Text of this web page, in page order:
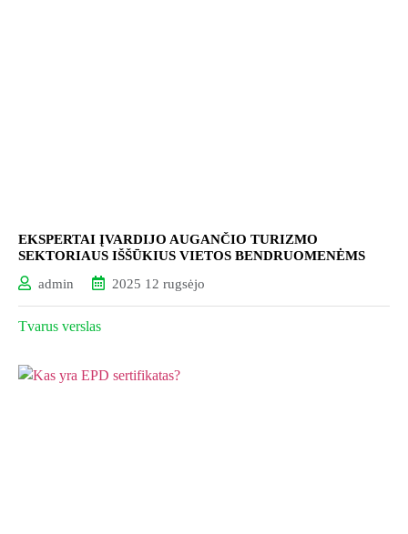
EKSPERTAI ĮVARDIJO AUGANČIO TURIZMO
SEKTORIAUS IŠŠŪKIUS VIETOS BENDRUOMENĖMS
admin
2025 12 rugsėjo
Tvarus verslas